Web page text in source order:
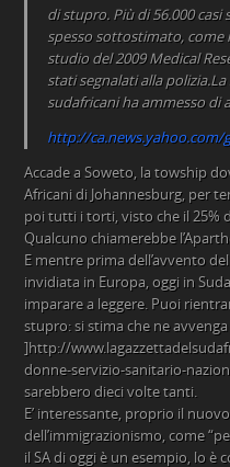
di stupro. Più di 56.000
spesso sottostimato, come
studio del 2009 Medical
stati segnalati alla
sudafricani ha ammesso di
http://ca.news.yahoo.com/
Accade a Soweto, la towship
Africani di Johannesburg, per
poi tutti i torti, visto che il 25%
Qualcuno chiamerebbe
E mentre prima dell’avvento
invidiata in Europa, oggi in
imparare a leggere. Puoi
stupro: si stima che ne
]http://
donne-servizio-sanitario-
sarebbero dieci volte tanti.
E’ interessante, proprio il
dell’immigrazionismo, come
il SA di oggi è un esempio, lo è